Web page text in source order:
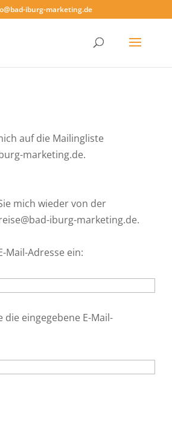
iburg-marketing.de
auf die Mailingliste
marketing.de.
mich wieder von der
iburg-marketing.de.
Mail-Adresse ein:
die eingegebene E-Mail-